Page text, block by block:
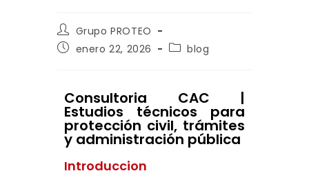
Grupo PROTEO
enero 22, 2026
blog
Consultoria CAC |
Estudios técnicos para
protección civil, trámites
y administración pública
Introduccion